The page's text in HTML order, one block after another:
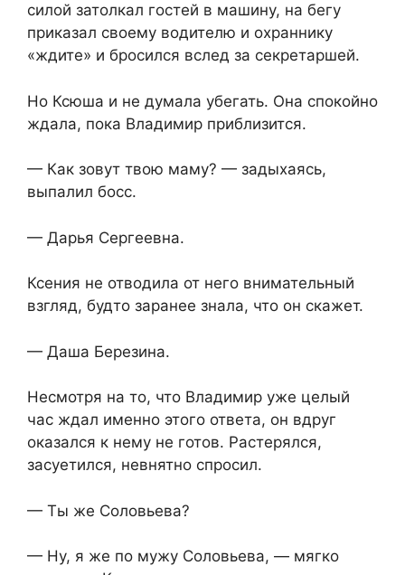
силой затолкал гостей в машину, на бегу
приказал своему водителю и охраннику
«ждите» и бросился вслед за секретаршей.
Но Ксюша и не думала убегать. Она спокойно
ждала, пока Владимир приблизится.
— Как зовут твою маму? — задыхаясь,
выпалил босс.
— Дарья Сергеевна.
Ксения не отводила от него внимательный
взгляд, будто заранее знала, что он скажет.
— Даша Березина.
Несмотря на то, что Владимир уже целый
час ждал именно этого ответа, он вдруг
оказался к нему не готов. Растерялся,
засуетился, невнятно спросил.
— Ты же Соловьева?
— Ну, я же по мужу Соловьева, — мягко